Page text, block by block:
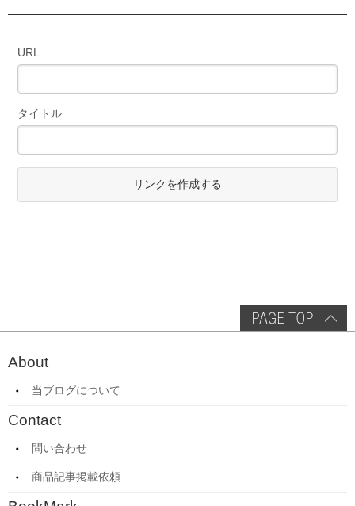
URL
タイトル
リンクを作成する
About
当ブログについて
Contact
問い合わせ
商品記事掲載依頼